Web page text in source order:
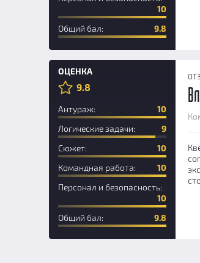
10
Общий бал:
9.8
ОЦЕНКА
9.8
Антураж:
10
Логические задачи:
9
Сюжет:
10
Командная работа:
10
Персонал и безопасность:
10
Общий бал:
9.8